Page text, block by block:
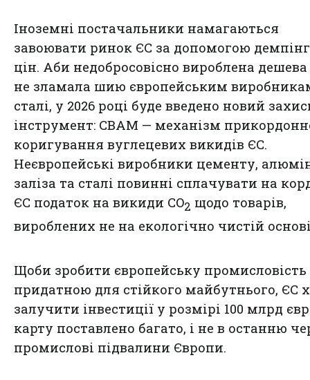
Іноземні постачальники намагаються
завоювати ринок ЄС за допомогою
цін. Аби недобросовісно вироблена дешева
не зламала шию європейським
сталі, у 2026 році буде введено новий
інструмент: CBAM — механізм
коригування вуглецевих викидів ЄС.
Неєвропейські виробники цементу,
заліза та сталі повинні сплачувати на
ЄС податок на викиди CO2 щодо товарів,
вироблених не на екологічно чистій
Щоби зробити європейську промисловість
придатною для стійкого майбутнього, ЄС
залучити інвестиції у розмірі 100 млрд
карту поставлено багато, і не в останню
промислові підвалини Європи.